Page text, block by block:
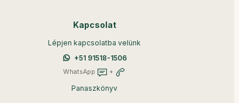
Kapcsolat
Lépjen kapcsolatba velünk
+51 91518-1506
WhatsApp +
Panaszkönyv